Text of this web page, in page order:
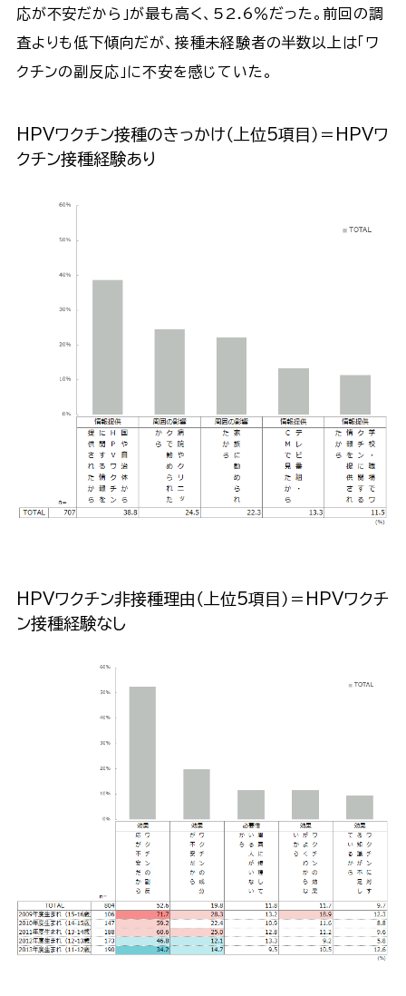
応が不安だから」が最も高く、52.6％だった。前回の調
査よりも低下傾向だが、接種未経験者の半数以上は「ワ
クチンの副反応」に不安を感じていた。
HPVワクチン接種のきっかけ（上位5項目）＝HPVワ
クチン接種経験あり
HPVワクチン非接種理由（上位5項目）＝HPVワクチ
ン接種経験なし